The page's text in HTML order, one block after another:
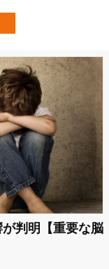
キツネ」のハイブリ
ンデ・ド・スル連邦
判明【重要な脳